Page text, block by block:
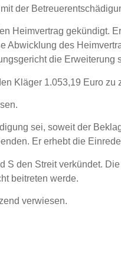
der
Heimvertrag gekündigt.
Abwicklung des
die Erweiterung
Kläger 1.053,19 Euro
sei, soweit der
Er erhebt die
S den Streit verkündet.
beitreten werde.
verwiesen.